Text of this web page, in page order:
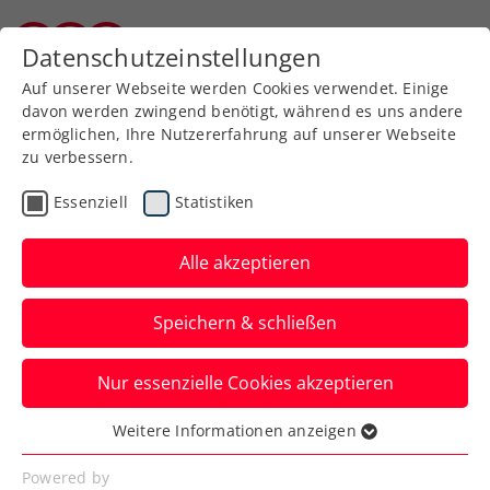
Zurück zur Newsübersicht
Kids & Jugend
Lienzer Kids
Stadtmeisterschaften
2023
Letztes Wochenende fanden beim TC
Lienz die Kids Stadtmeisterschaften statt.
Verfasst von: Jürgen Legerer, 12.09.2023
Datenschutzeinstellungen
Auf unserer Webseite werden Cookies verwendet. Einige
davon werden zwingend benötigt, während es uns andere
ermöglichen, Ihre Nutzererfahrung auf unserer Webseite
zu verbessern.
Essenziell Statistiken
Alle akzeptieren
Speichern & schließen
Nur essenzielle Cookies akzeptieren
Essenziell
Essenzielle Cookies werden für grundlegende
Weitere Informationen anzeigen
Powered by